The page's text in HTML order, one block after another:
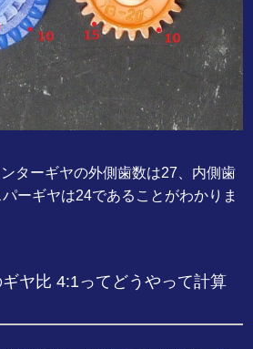
ターギヤの外側歯数は27、内側歯
ーギヤは24であることがわかりま
ヤ比 4:1ってどうやって計算